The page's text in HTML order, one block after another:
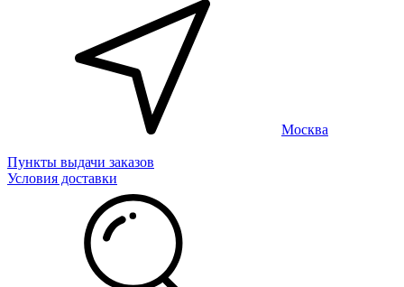
Москва
Пункты выдачи заказов
Условия доставки